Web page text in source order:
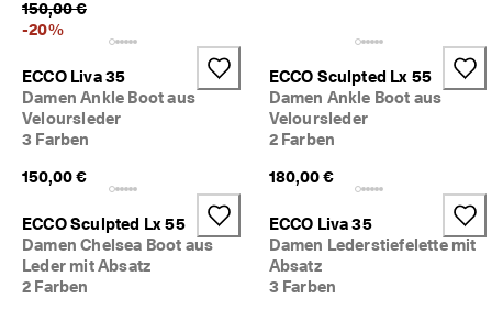
150,00 €
-20%
ECCO Liva 35
Damen Ankle Boot aus
Veloursleder
3 Farben
150,00 €
ECCO Sculpted Lx 55
Damen Ankle Boot aus
Veloursleder
2 Farben
180,00 €
ECCO Sculpted Lx 55
Damen Chelsea Boot aus
Leder mit Absatz
2 Farben
ECCO Liva 35
Damen Lederstiefelette mit
Absatz
3 Farben